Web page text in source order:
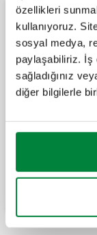
özellikleri
kullanıyoruz.
sosyal medya,
paylaşabiliriz. İş
sağladığınız
diğer bilgilerle
Diferansiyel